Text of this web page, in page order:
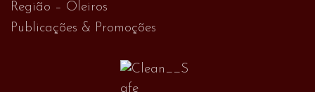
Região – Oleiros
Publicações & Promoções